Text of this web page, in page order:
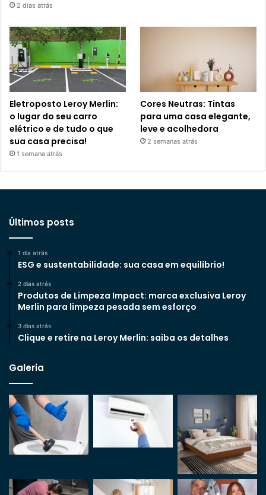
2 dias atrás
Eletroposto Leroy Merlin:
o lugar do seu carro
elétrico e de tudo o que
sua casa precisa!
1 semana atrás
Cores Neutras: Tintas
para uma casa elegante,
leve e acolhedora
2 semanas atrás
Últimos posts
1 dia atrás
ESG e sustentabilidade: sua casa em equilíbrio!
2 dias atrás
Produtos de Limpeza Impact: marca exclusiva Leroy
Merlin para limpeza pesada sem esforço
3 dias atrás
Clique e retire na Leroy Merlin: saiba os detalhes
Galeria